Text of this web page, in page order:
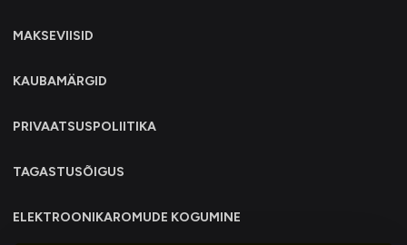
MAKSEVIISID
KAUBAMÄRGID
PRIVAATSUSPOLIITIKA
TAGASTUSÕIGUS
ELEKTROONIKAROMUDE KOGUMINE